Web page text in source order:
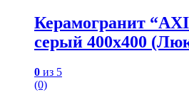
Керамогранит
серый 400х400
0 из 5
(0)